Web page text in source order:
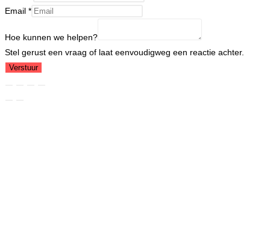
Email
Hoe
Email *
Hoe kunnen we helpen?
Stel gerust een vraag of laat eenvoudigweg een reactie achter.
Verstuur